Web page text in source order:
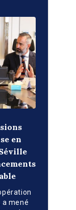
en
a mené